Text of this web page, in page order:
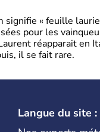
signifie « feuille
pour les
réapparait en
il se fait rare.
Langue du site :